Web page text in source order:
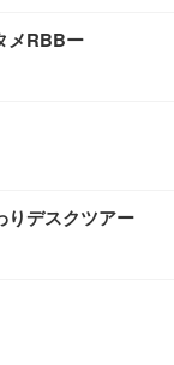
メRBBー
りデスクツアー